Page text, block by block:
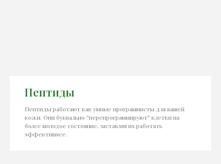
Пептиды
Пептиды работают как умные программисты для вашей
кожи. Они буквально “перепрограммируют” клетки на
более молодое состояние, заставляя их работать
эффективнее.